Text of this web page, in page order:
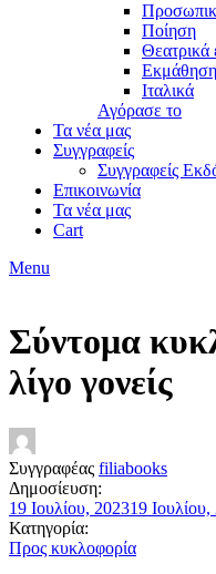
Ποίηση
Θεατρικά
Ιταλικά
Αγόρασε το
Τα νέα μας
Συγγραφείς
Συγγραφείς
Επικοινωνία
Τα νέα μας
Cart
Menu
Σύντομα
λίγο γονείς
Συγγραφέας filiabooks
Δημοσίευση:
19 Ιουλίου, 202319
Κατηγορία:
Προς κυκλοφορία